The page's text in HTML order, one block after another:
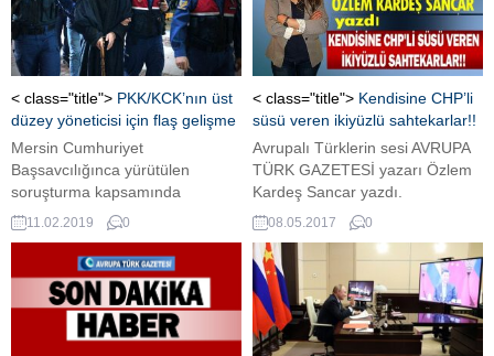
< class="title"> PKK/KCK’nın üst
düzey yöneticisi için flaş gelişme
Mersin Cumhuriyet
Başsavcılığınca yürütülen
soruşturma kapsamında
Adana'da yakalanıp kente
getirilen, terör örgütü
PKK/KCK'nın sözde yürütme
konseyi üyeleriyle ilişkisi olduğu
ve örgütte önemli görevlerde
bulunduğu belirtilen Davut
Baghestani ile beraberindeki 3
11.02.2019 0
< class="title"> Kendisine CHP’li
süsü veren ikiyüzlü sahtekarlar!!
Avrupalı Türklerin sesi AVRUPA
TÜRK GAZETESİ yazarı Özlem
Kardeş Sancar yazdı.
08.05.2017 0